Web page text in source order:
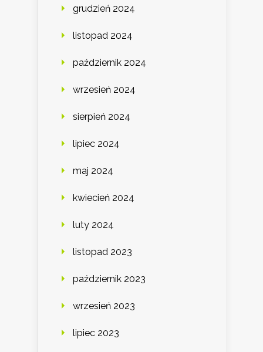
grudzień 2024
listopad 2024
październik 2024
wrzesień 2024
sierpień 2024
lipiec 2024
maj 2024
kwiecień 2024
luty 2024
listopad 2023
październik 2023
wrzesień 2023
lipiec 2023